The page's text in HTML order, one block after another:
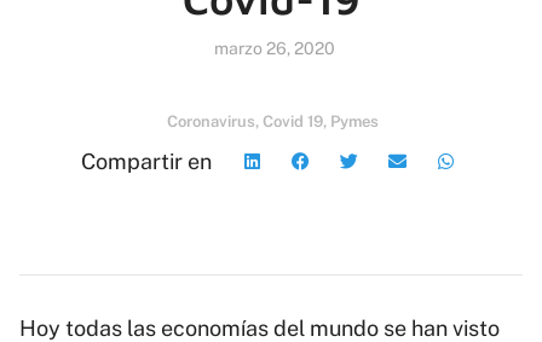
marzo 26, 2020
Coronavirus, Covid 19, Pymes
Compartir en
Hoy todas las economías del mundo se han visto